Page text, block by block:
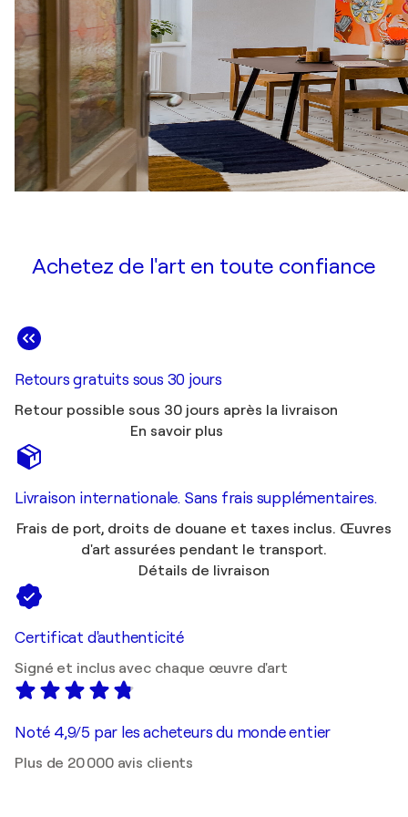
Achetez de l'art en toute confiance
Retours gratuits sous 30 jours
Retour possible sous 30 jours après la livraison
En savoir plus
Livraison internationale. Sans frais supplémentaires.
Frais de port, droits de douane et taxes inclus. Œuvres
d'art assurées pendant le transport.
Détails de livraison
Certificat d'authenticité
Signé et inclus avec chaque œuvre d'art
Noté 4,9/5 par les acheteurs du monde entier
Plus de 20 000 avis clients